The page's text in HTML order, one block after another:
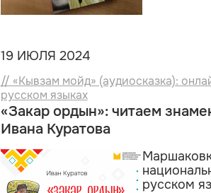
19 ИЮЛЯ 2024
// «Кывзам мойд» (аудиосказка):
русском языках
«Закар ордын»: читаем
Ивана Куратова
русском